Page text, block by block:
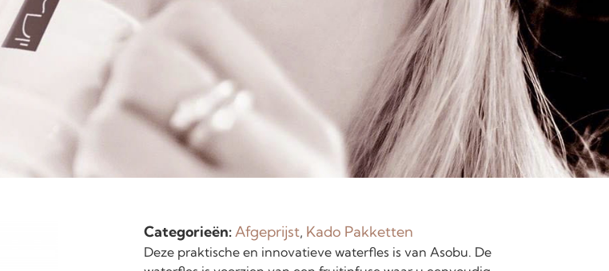
Categorieën: Afgeprijst, Kado Pakketten
Deze praktische en innovatieve waterfles is van Asobu. De